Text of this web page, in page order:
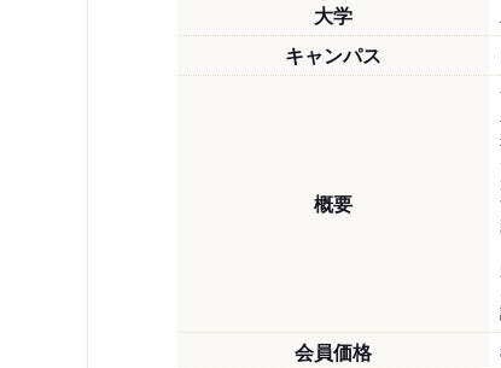
大学
キャンパス
概要
会員価格